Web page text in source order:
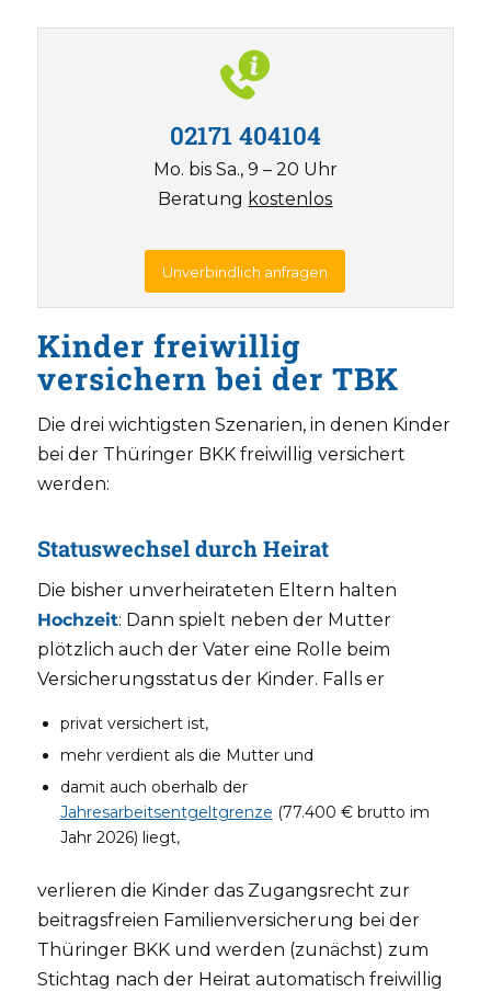
02171 404104
Mo. bis Sa., 9 – 20 Uhr
Beratung kostenlos
Unverbindlich anfragen
Kinder freiwillig
versichern bei der TBK
Die drei wichtigsten Szenarien, in denen Kinder
bei der Thüringer BKK freiwillig versichert
werden:
Statuswechsel durch Heirat
Die bisher unverheirateten Eltern halten
Hochzeit: Dann spielt neben der Mutter
plötzlich auch der Vater eine Rolle beim
Versicherungsstatus der Kinder. Falls er
privat versichert ist,
mehr verdient als die Mutter und
damit auch oberhalb der
Jahresarbeitsentgeltgrenze (77.400 € brutto im
Jahr 2026) liegt,
verlieren die Kinder das Zugangsrecht zur
beitragsfreien Familienversicherung bei der
Thüringer BKK und werden (zunächst) zum
Stichtag nach der Heirat automatisch freiwillig